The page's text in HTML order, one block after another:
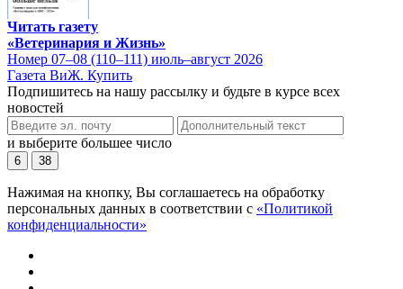
Читать газету
«Ветеринария и Жизнь»
Номер 07–08 (110–111) июль–август 2026
Газета ВиЖ. Купить
Подпишитесь на нашу рассылку и будьте в курсе всех
новостей
и выберите большее число
6 38
Нажимая на кнопку, Вы соглашаетесь на обработку
персональных данных в соответствии с «Политикой
конфиденциальности»